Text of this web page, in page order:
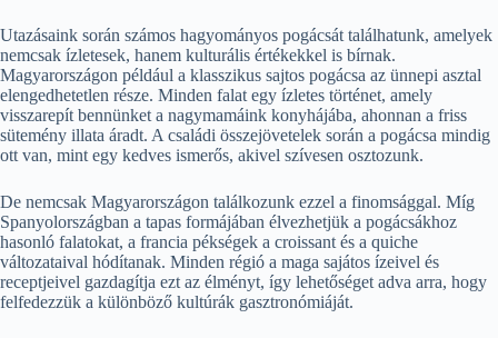
Utazásaink során számos hagyományos pogácsát találhatunk, amelyek
nemcsak ízletesek, hanem kulturális értékekkel is bírnak.
Magyarországon például a klasszikus sajtos pogácsa az ünnepi asztal
elengedhetetlen része. Minden falat egy ízletes történet, amely
visszarepít bennünket a nagymamáink konyhájába, ahonnan a friss
sütemény illata áradt. A családi összejövetelek során a pogácsa mindig
ott van, mint egy kedves ismerős, akivel szívesen osztozunk.
De nemcsak Magyarországon találkozunk ezzel a finomsággal. Míg
Spanyolországban a tapas formájában élvezhetjük a pogácsákhoz
hasonló falatokat, a francia pékségek a croissant és a quiche
változataival hódítanak. Minden régió a maga sajátos ízeivel és
receptjeivel gazdagítja ezt az élményt, így lehetőséget adva arra, hogy
felfedezzük a különböző kultúrák gasztronómiáját.